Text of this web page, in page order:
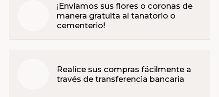
¡Enviamos sus flores o coronas de
manera gratuita al tanatorio o
cementerio!
Realice sus compras fácilmente a
través de transferencia bancaria